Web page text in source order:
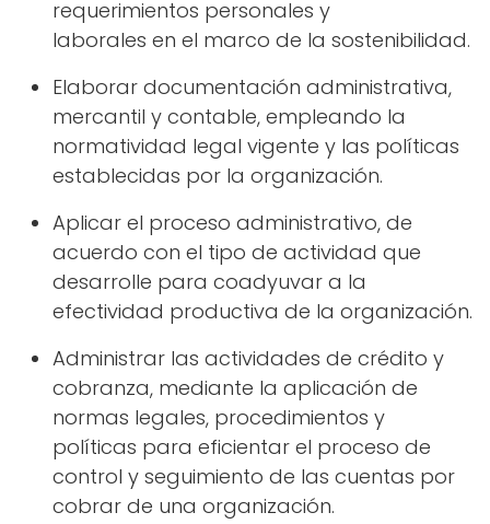
requerimientos personales y
laborales en el marco de la sostenibilidad.
Elaborar documentación administrativa,
mercantil y contable, empleando la
normatividad legal vigente y las políticas
establecidas por la organización.
Aplicar el proceso administrativo, de
acuerdo con el tipo de actividad que
desarrolle para coadyuvar a la
efectividad productiva de la organización.
Administrar las actividades de crédito y
cobranza, mediante la aplicación de
normas legales, procedimientos y
políticas para eficientar el proceso de
control y seguimiento de las cuentas por
cobrar de una organización.